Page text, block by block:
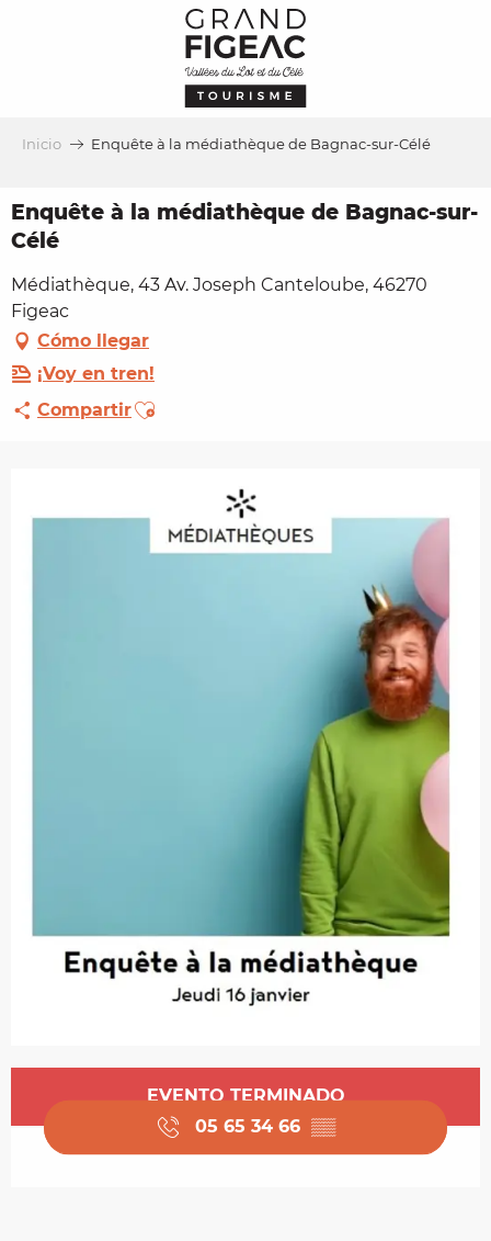
Inicio Enquête à la médiathèque de Bagnac-sur-Célé
Enquête à la médiathèque de Bagnac-sur-
Célé
Médiathèque, 43 Av. Joseph Canteloube, 46270
Figeac
Cómo llegar
¡Voy en tren!
CompartirAjouter aux favoris
Horarios y datos de contacto
EVENTO TERMINADO
05 65 34 66 ▒▒